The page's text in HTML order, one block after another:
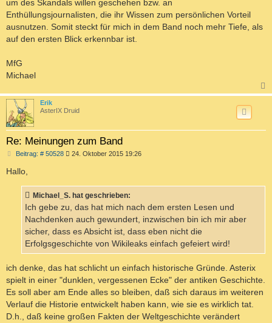
um des Skandals willen geschehen bzw. an
Enthüllungsjournalisten, die ihr Wissen zum persönlichen Vorteil
ausnutzen. Somit steckt für mich in dem Band noch mehr Tiefe, als
auf den ersten Blick erkennbar ist.
MfG
Michael
a
Erik
AsterIX Druid
Re: Meinungen zum Band
Beitrag: # 50528B
r
a
g
24. Oktober 2015 19:26
Hallo,
Michael_S. hat geschrieben:
Ich gebe zu, das hat mich nach dem ersten Lesen und
Nachdenken auch gewundert, inzwischen bin ich mir aber
sicher, dass es Absicht ist, dass eben nicht die
Erfolgsgeschichte von Wikileaks einfach gefeiert wird!
ich denke, das hat schlicht un einfach historische Gründe. Asterix
spielt in einer "dunklen, vergessenen Ecke" der antiken Geschichte.
Es soll aber am Ende alles so bleiben, daß sich daraus im weiteren
Verlauf die Historie entwickelt haben kann, wie sie es wirklich tat.
D.h., daß keine großen Fakten der Weltgeschichte verändert